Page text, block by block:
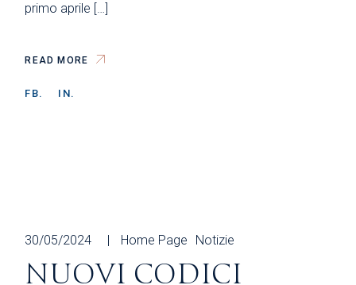
primo aprile […]
READ MORE
FB. IN.
30/05/2024 Home Page Notizie
NUOVI CODICI